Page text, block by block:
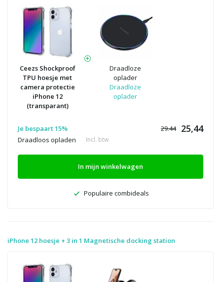
Ceezs Shockproof
TPU hoesje met
camera protectie
iPhone 12
(transparant)
Draadloze
oplader
Draadloze
oplader
Je bespaart 15% 29.44 25,44
Draadloos opladen Incl. btw
In mijn winkelwagen
Populaire combideals
iPhone 12 hoesje + 3 in 1 Magnetische docking station